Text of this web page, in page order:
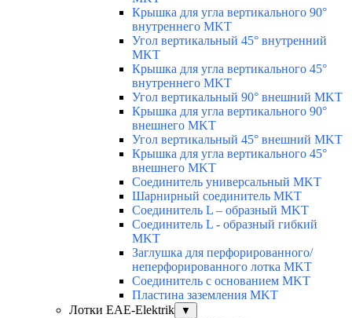
Крышка для угла вертикального 90°
внутреннего MKT
Угол вертикальный 45° внутренний
MKT
Крышка для угла вертикального 45°
внутреннего MKT
Угол вертикальный 90° внешний MKT
Крышка для угла вертикального 90°
внешнего MKT
Угол вертикальный 45° внешний MKT
Крышка для угла вертикального 45°
внешнего MKT
Соединитель универсальный MKT
Шарнирный соединитель MKT
Соединитель L – образный MKT
Соединитель L - образный гибкий
MKT
Заглушка для перфорированного/
неперфорированного лотка MKT
Соединитель с основанием MKT
Пластина заземления MKT
Лотки EAE-Elektrik
▼